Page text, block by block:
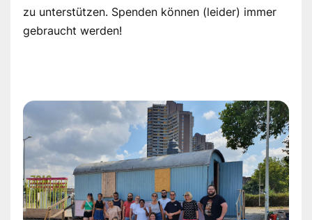
zu unterstützen. Spenden können (leider) immer
gebraucht werden!